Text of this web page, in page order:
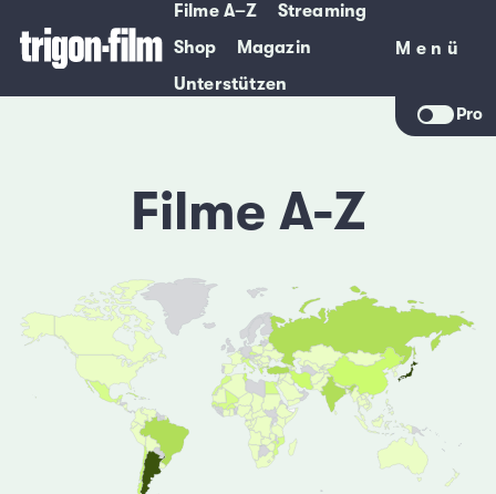
Filme A–Z
Streaming
Shop
Magazin
Unterstützen
Menü
Menü
Pro
Filme A-Z